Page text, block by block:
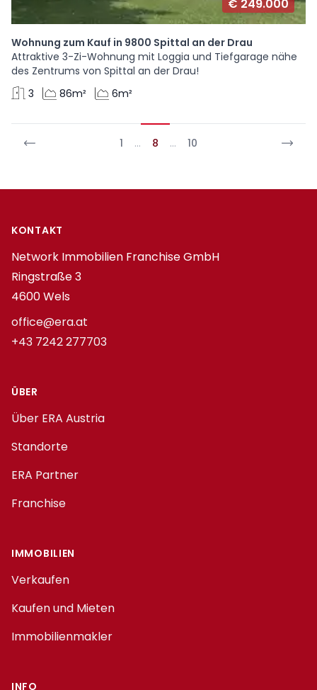
€ 249.000
Wohnung zum Kauf in 9800 Spittal an der Drau
Attraktive 3-Zi-Wohnung mit Loggia und Tiefgarage nähe
des Zentrums von Spittal an der Drau!
3
86m² 6m²
1 … 8 … 10
Footer
KONTAKT
Network Immobilien Franchise GmbH
Ringstraße 3
4600 Wels
office@era.at
+43 7242 277703
ÜBER
Über ERA Austria
Standorte
ERA Partner
Franchise
IMMOBILIEN
Verkaufen
Kaufen und Mieten
Immobilienmakler
INFO